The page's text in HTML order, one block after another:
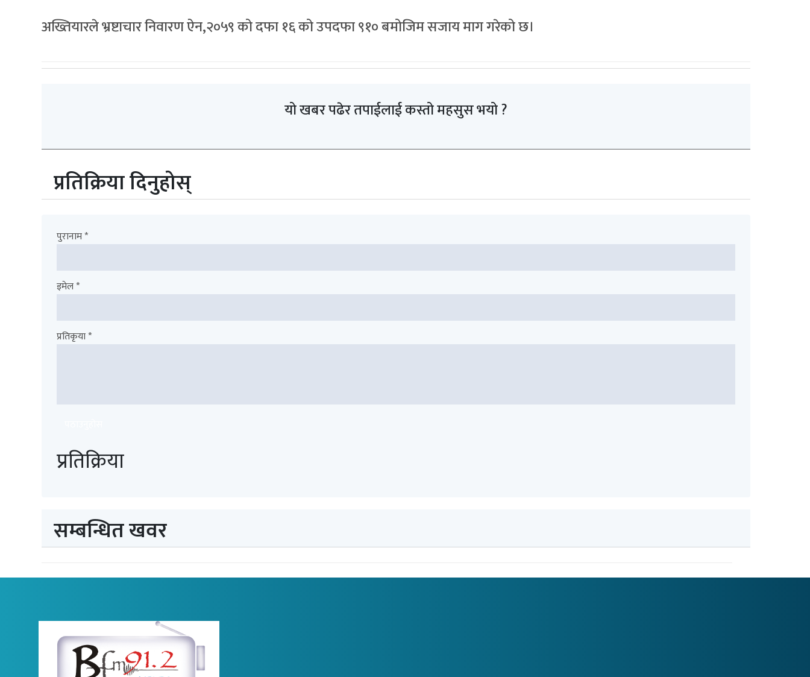
अख्तियारले भ्रष्टाचार निवारण ऐन,२०५९ को दफा १६ को उपदफा ९१० बमोजिम सजाय माग गरेको छ।
यो खबर पढेर तपाईलाई कस्तो महसुस भयो ?
प्रतिक्रिया दिनुहोस्
पुरानाम *
इमेल *
प्रतिकृया *
प्रतिक्रिया
सम्बन्धित खवर